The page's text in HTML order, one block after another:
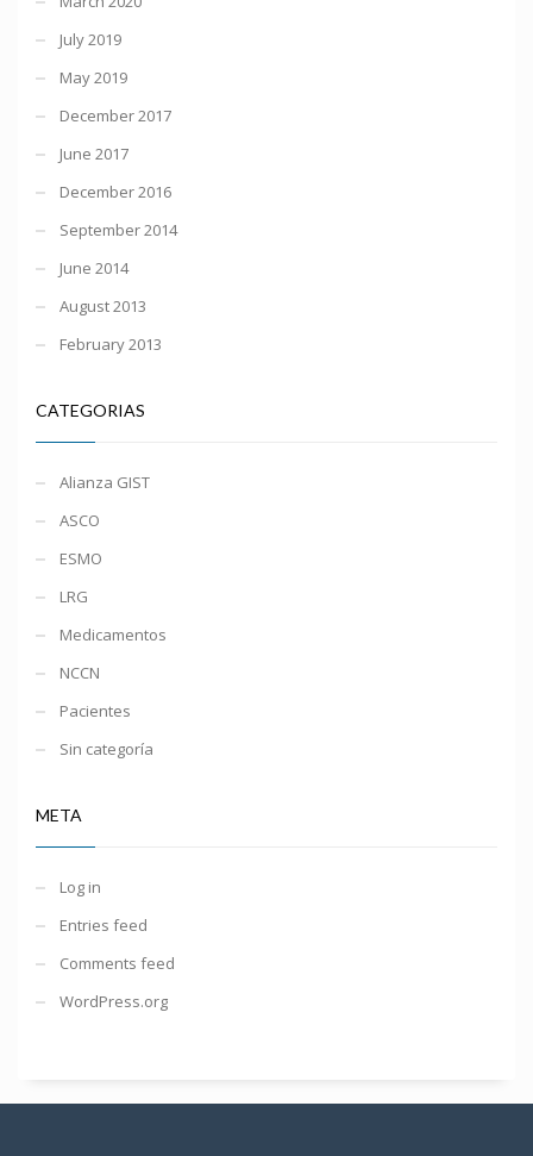
July 2019
May 2019
December 2017
June 2017
December 2016
September 2014
June 2014
August 2013
February 2013
CATEGORIAS
Alianza GIST
ASCO
ESMO
LRG
Medicamentos
NCCN
Pacientes
Sin categoría
META
Log in
Entries feed
Comments feed
WordPress.org